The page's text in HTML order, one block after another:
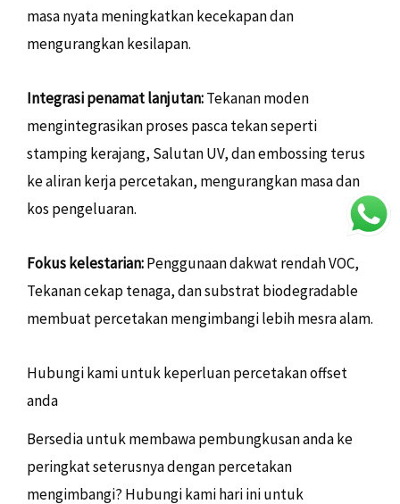
masa nyata meningkatkan kecekapan dan
mengurangkan kesilapan.
Integrasi penamat lanjutan:Tekanan moden
mengintegrasikan proses pasca tekan seperti
stamping kerajang, Salutan UV, dan embossing terus
ke aliran kerja percetakan, mengurangkan masa dan
kos pengeluaran.
Fokus kelestarian:Penggunaan dakwat rendah VOC,
Tekanan cekap tenaga, dan substrat biodegradable
membuat percetakan mengimbangi lebih mesra alam.
Hubungi kami untuk keperluan percetakan offset
anda
Bersedia untuk membawa pembungkusan anda ke
peringkat seterusnya dengan percetakan
mengimbangi? Hubungi kami hari ini untuk